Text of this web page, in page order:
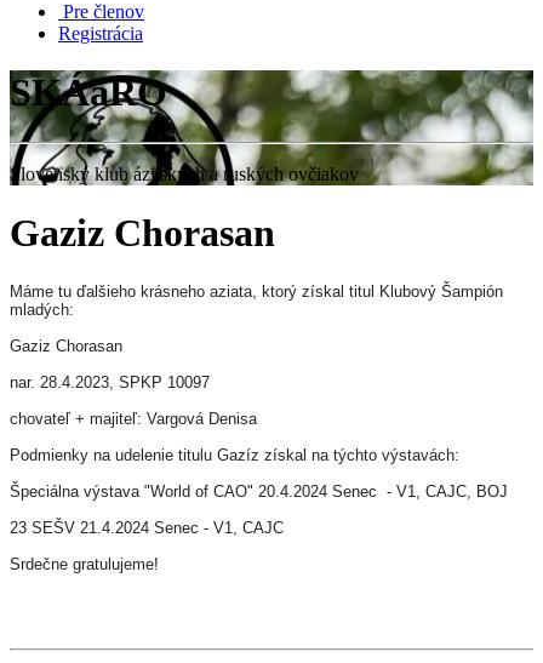
Pre členov
Registrácia
SKÁaRO
Slovenský klub ázijských a ruských ovčiakov
Gaziz Chorasan
Máme tu ďalšieho krásneho aziata, ktorý získal titul Klubový Šampión
mladých:
Gaziz Chorasan
nar. 28.4.2023, SPKP 10097
chovateľ + majiteľ: Vargová Denisa
Podmienky na udelenie titulu Gazíz získal na týchto výstavách:
Špeciálna výstava "World of CAO" 20.4.2024 Senec - V1, CAJC, BOJ
23 SEŠV 21.4.2024 Senec - V1, CAJC
Srdečne gratulujeme!